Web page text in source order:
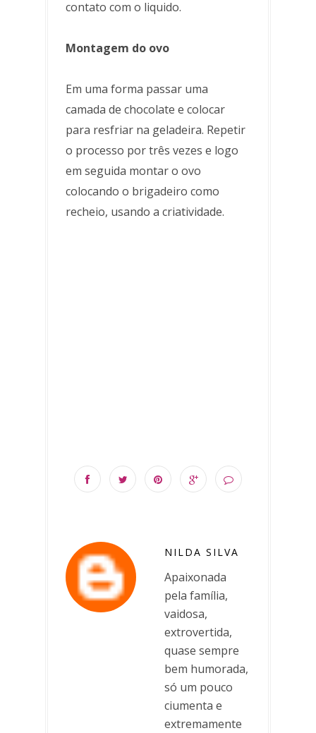
contato com o liquido.
Montagem do ovo
Em uma forma passar uma
camada de chocolate e colocar
para resfriar na geladeira. Repetir
o processo por três vezes e logo
em seguida montar o ovo
colocando o brigadeiro como
recheio, usando a criatividade.
NILDA SILVA
Apaixonada
pela família,
vaidosa,
extrovertida,
quase sempre
bem humorada,
só um pouco
ciumenta e
extremamente